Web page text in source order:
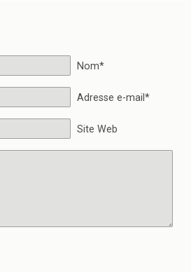
Nom*
Adresse e-mail*
Site Web